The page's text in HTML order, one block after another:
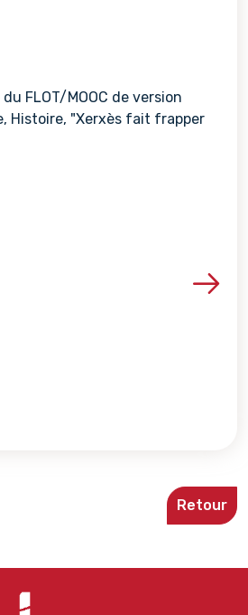
FLOT/MOOC de version
Histoire, "Xerxès fait frapper
Voir les détails de la
Retour